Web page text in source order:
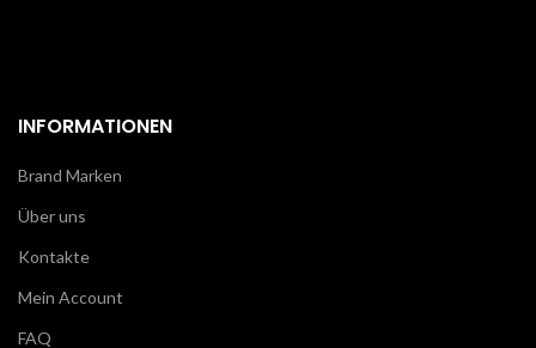
INFORMATIONEN
Brand Marken
Über uns
Kontakte
Mein Account
FAQ